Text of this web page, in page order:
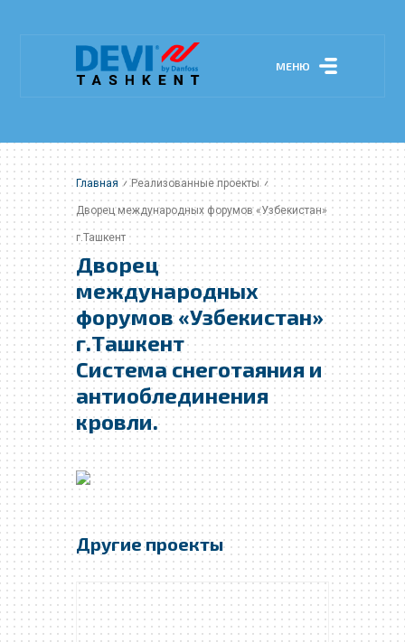
МЕНЮ
Главная Реализованные проекты
Дворец международных форумов «Узбекистан»
г.Ташкент
Дворец
международных
форумов «Узбекистан»
г.Ташкент
Система снеготаяния и
антиоблединения
кровли.
Другие проекты